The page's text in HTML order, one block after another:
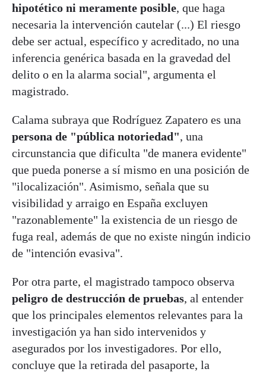
hipotético ni meramente posible, que haga
necesaria la intervención cautelar (...) El riesgo
debe ser actual, específico y acreditado, no una
inferencia genérica basada en la gravedad del
delito o en la alarma social", argumenta el
magistrado.
Calama subraya que Rodríguez Zapatero es una
persona de "pública notoriedad", una
circunstancia que dificulta "de manera evidente"
que pueda ponerse a sí mismo en una posición de
"ilocalización". Asimismo, señala que su
visibilidad y arraigo en España excluyen
"razonablemente" la existencia de un riesgo de
fuga real, además de que no existe ningún indicio
de "intención evasiva".
Por otra parte, el magistrado tampoco observa
peligro de destrucción de pruebas, al entender
que los principales elementos relevantes para la
investigación ya han sido intervenidos y
asegurados por los investigadores. Por ello,
concluye que la retirada del pasaporte, la